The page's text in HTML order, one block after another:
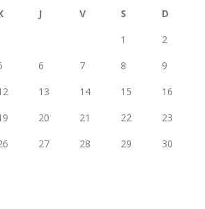
J V S
D
1
2
6 7 8
9
13 14 15
16
20 21 22
23
27 28 29
30